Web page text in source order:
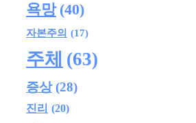
욕망 (40)
자본주의 (17)
주체 (63)
증상 (28)
진리 (20)